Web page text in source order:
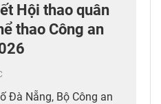
Hội thao quân
thao Công an
Đà Nẵng, Bộ Công an